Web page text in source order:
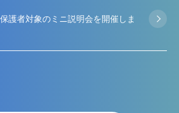
護者対象のミニ説明会を開催しま